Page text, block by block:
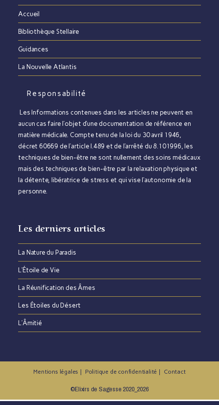
Accueil
Bibliothèque Stellaire
Guidances
La Nouvelle Atlantis
Responsabilité
Les Informations contenues dans les articles ne peuvent en
aucun cas faire l’objet d’une documentation de référence en
matière médicale. Compte tenu de la loi du 30 avril 1946,
décret 60669 de l’article l.489 et de l’arrêté du 8.101996, les
techniques de bien-être ne sont nullement des soins médicaux
mais des techniques de bien-être par la relaxation physique et
la détente, libératrice de stress et qui vise l’autonomie de la
personne.
Les derniers articles
La Nature du Paradis​
L’Étoile de Vie
La Réunification des Âmes
Les Étoiles du Désert
L’Âmitié
Mentions légales Politique de confidentialité Contact
©Elixirs de Sagesse 2020_2026